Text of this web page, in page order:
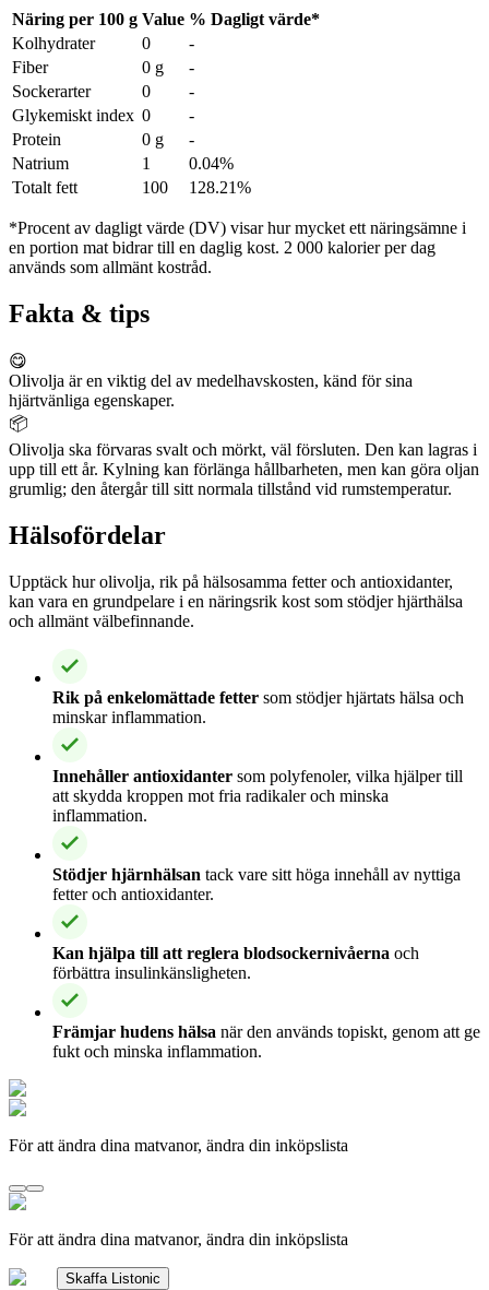
Näring per 100 g Value % Dagligt värde*
Kolhydrater
0
-
Fiber
0 g
-
Sockerarter
0
-
Glykemiskt index 0
-
Protein
0 g
-
Natrium
1
0.04%
Totalt fett
100 128.21%
*Procent av dagligt värde (DV) visar hur mycket ett näringsämne i
en portion mat bidrar till en daglig kost. 2 000 kalorier per dag
används som allmänt kostråd.
Fakta & tips
😋
Olivolja är en viktig del av medelhavskosten, känd för sina
hjärtvänliga egenskaper.
📦
Olivolja ska förvaras svalt och mörkt, väl försluten. Den kan lagras i
upp till ett år. Kylning kan förlänga hållbarheten, men kan göra oljan
grumlig; den återgår till sitt normala tillstånd vid rumstemperatur.
Hälsofördelar
Upptäck hur olivolja, rik på hälsosamma fetter och antioxidanter,
kan vara en grundpelare i en näringsrik kost som stödjer hjärthälsa
och allmänt välbefinnande.
Rik på enkelomättade fetter som stödjer hjärtats hälsa och
minskar inflammation.
Innehåller antioxidanter som polyfenoler, vilka hjälper till
att skydda kroppen mot fria radikaler och minska
inflammation.
Stödjer hjärnhälsan tack vare sitt höga innehåll av nyttiga
fetter och antioxidanter.
Kan hjälpa till att reglera blodsockernivåerna och
förbättra insulinkänsligheten.
Främjar hudens hälsa när den används topiskt, genom att ge
fukt och minska inflammation.
För att ändra dina matvanor, ändra din inköpslista
För att ändra dina matvanor, ändra din inköpslista
Skaffa Listonic